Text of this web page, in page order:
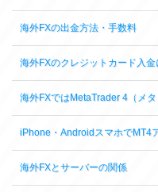
海外FXの出金方法・手数料
海外FXのクレジットカード入
海外FXではMetaTrader 4（メ
iPhone・AndroidスマホでMT4
海外FXとサーバーの関係